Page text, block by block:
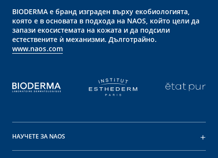
BIODERMA е бранд изграден върху екобиологията,
която е в основата в подхода на NAOS, който цели да
запази екосистемата на кожата и да подсили
естествените ѝ механизми. Дълготрайно.
www.naos.com
НАУЧЕТЕ ЗА NAOS